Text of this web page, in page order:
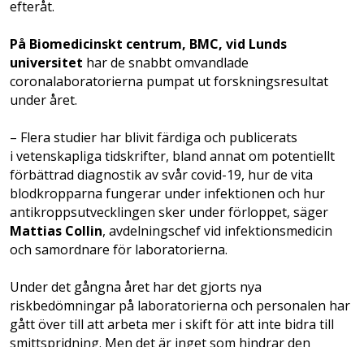
efteråt.
På Biomedicinskt centrum, BMC, vid Lunds
universitet har de snabbt omvandlade
coronalaboratorierna pumpat ut forskningsresultat
under året.
– Flera studier har blivit färdiga och publicerats
i vetenskapliga tidskrifter, bland annat om potentiellt
förbättrad diagnostik av svår covid-19, hur de vita
blodkropparna fungerar under infektionen och hur
antikroppsutvecklingen sker under förloppet, säger
Mattias Collin, avdelningschef vid infektionsmedicin
och samordnare för laboratorierna.
Under det gångna året har det gjorts nya
riskbedömningar på laboratorierna och personalen har
gått över till att arbeta mer i skift för att inte bidra till
smittspridning. Men det är inget som hindrar den